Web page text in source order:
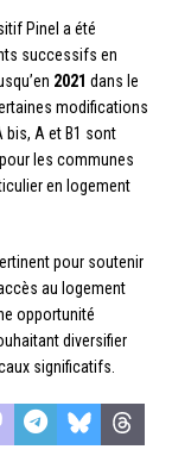
Pinel a été
successifs en
2021 dans le
modifications
A et B1 sont
les communes
en logement
pour soutenir
au logement
opportunité
diversifier
significatifs.